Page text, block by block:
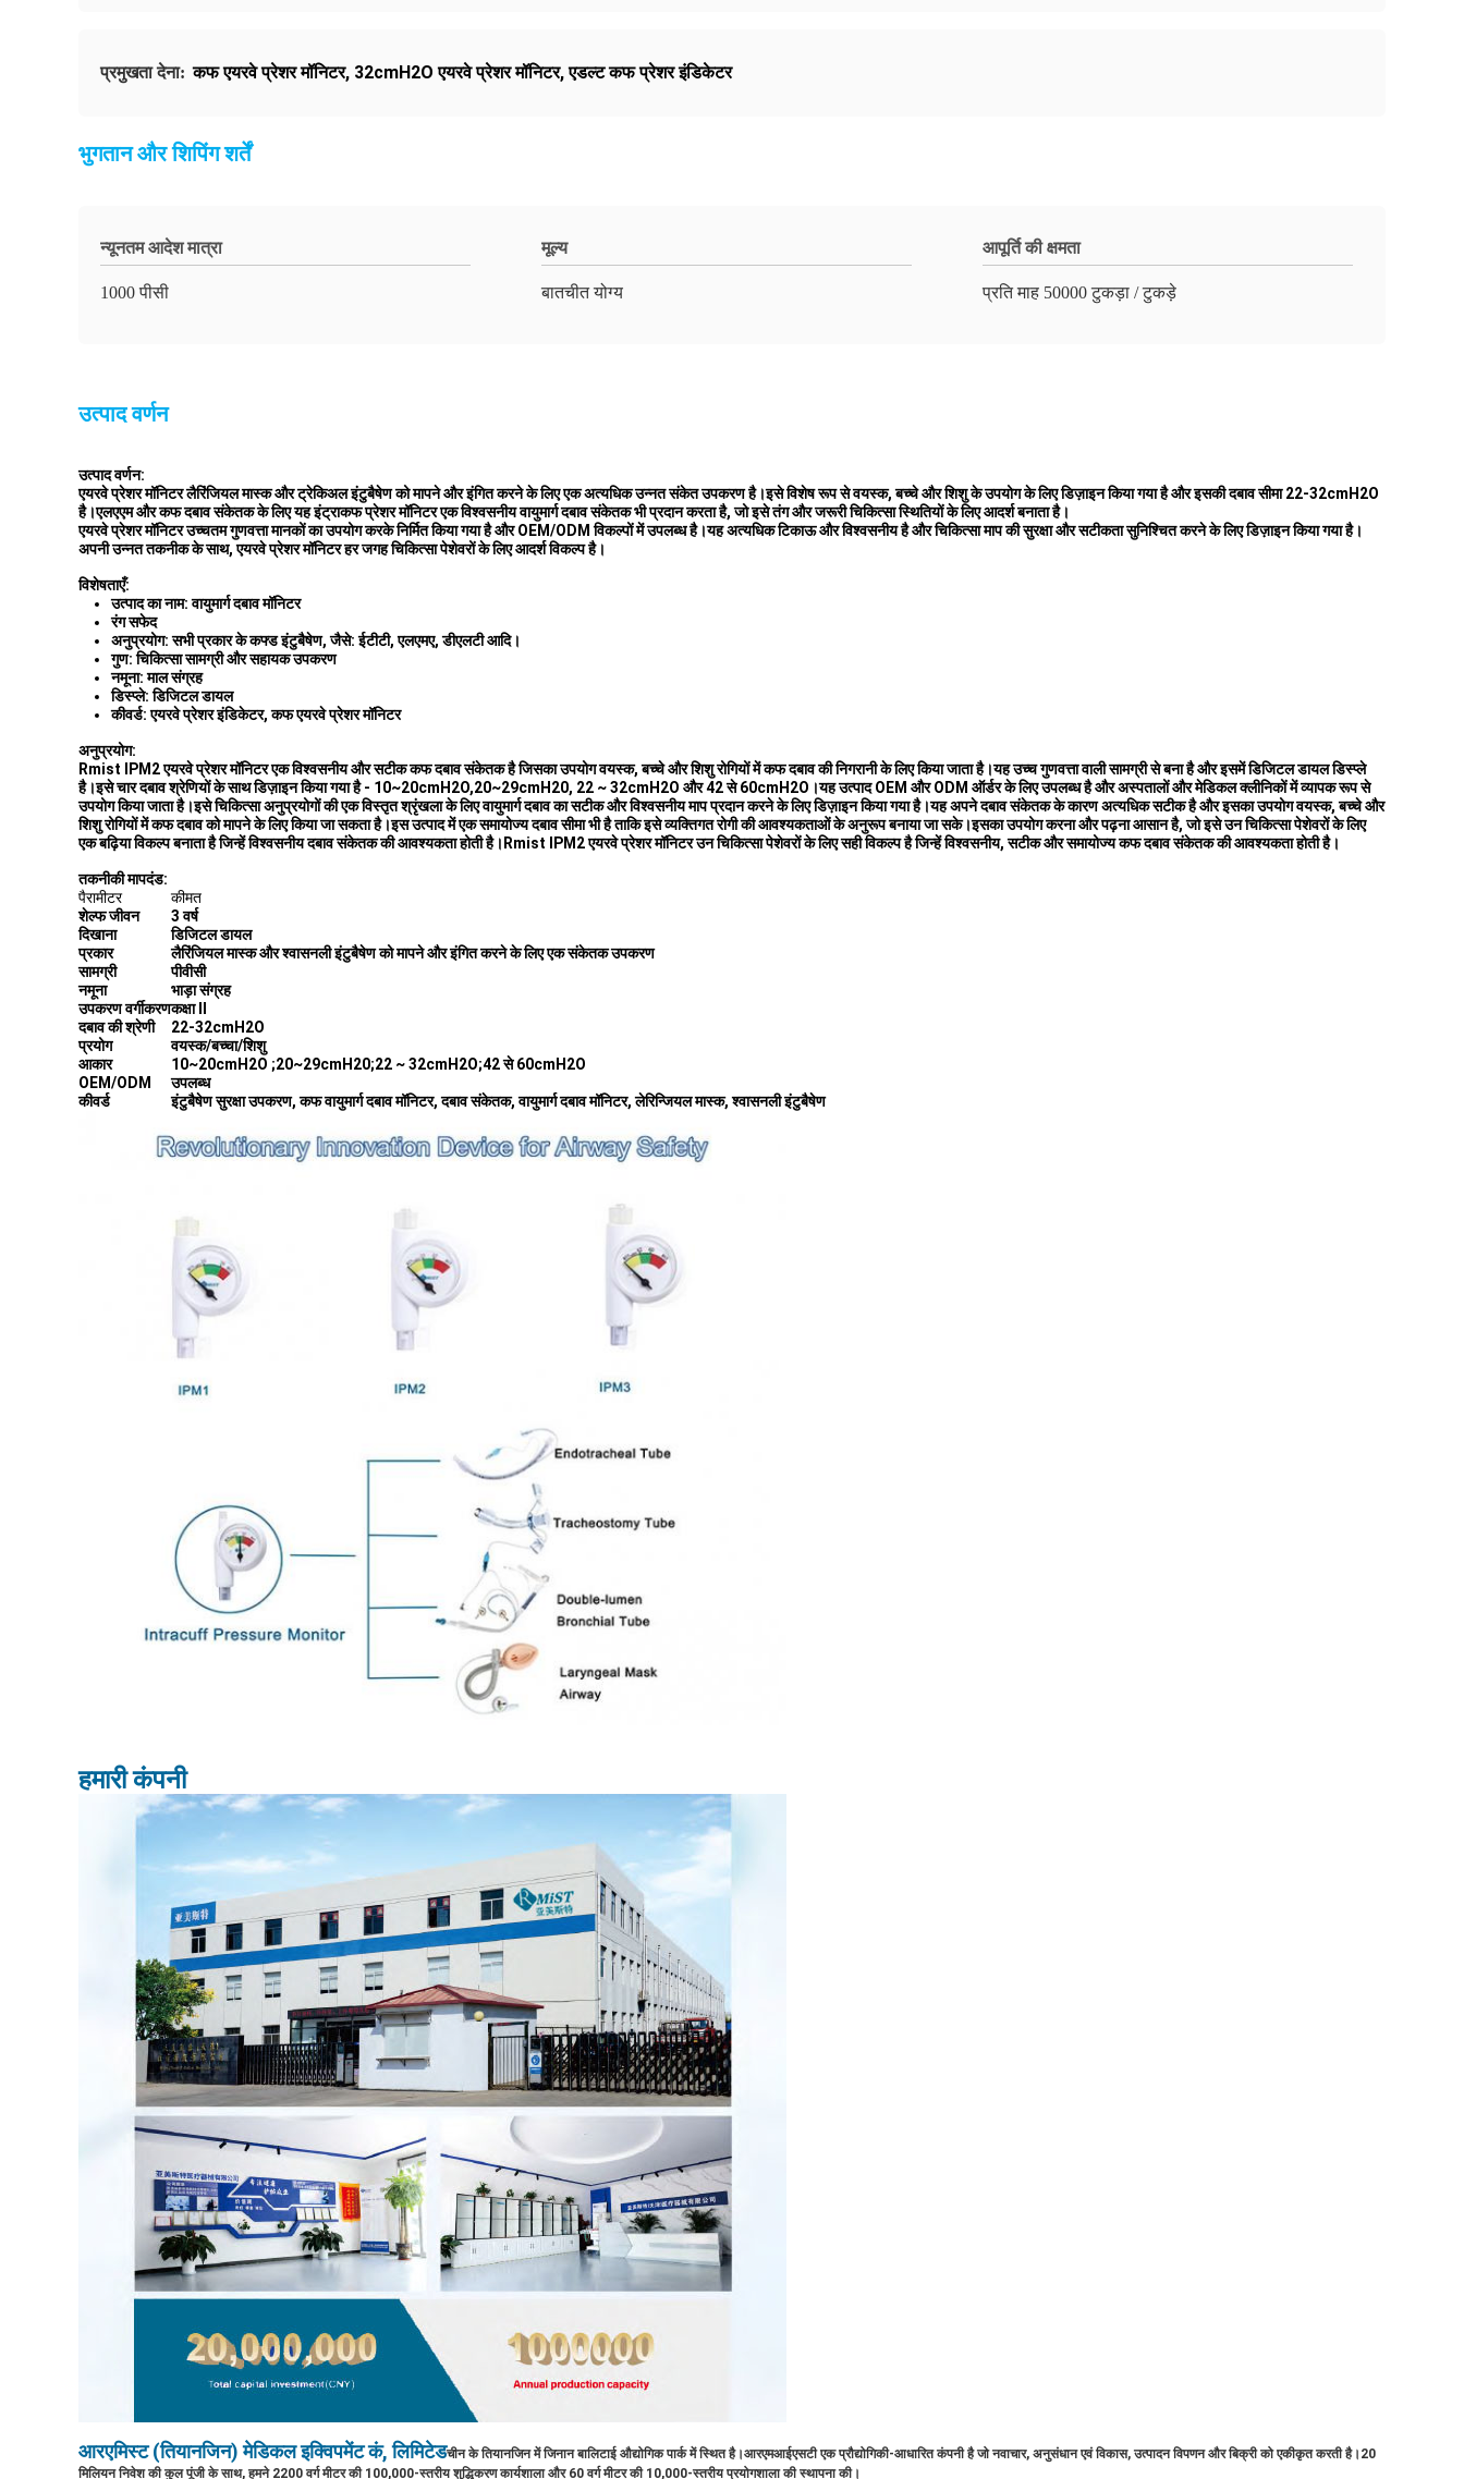
प्रमुखता देना: कफ एयरवे प्रेशर मॉनिटर, 32cmH2O एयरवे प्रेशर मॉनिटर,एडल्ट कफ प्रेशर इंडिकेटर
भुगतान और शिपिंग शर्तें
न्यूनतम आदेश मात्रा
1000 पीसी
मूल्य
बातचीत योग्य
आपूर्ति की क्षमता
प्रति माह 50000 टुकड़ा / टुकड़े
उत्पाद वर्णन
उत्पाद वर्णन:
एयरवे प्रेशर मॉनिटर लैरिंजियल मास्क और ट्रेकिअल इंटुबैषेण को मापने और इंगित करने के लिए एक अत्यधिक उन्नत संकेत उपकरण है।इसे विशेष रूप से वयस्क, बच्चे और शिशु के उपयोग के लिए डिज़ाइन किया गया है और इसकी दबाव सीमा 22-32cmH2O
है।एलएएम और कफ दबाव संकेतक के लिए यह इंट्राकफ प्रेशर मॉनिटर एक विश्वसनीय वायुमार्ग दबाव संकेतक भी प्रदान करता है, जो इसे तंग और जरूरी चिकित्सा स्थितियों के लिए आदर्श बनाता है।
एयरवे प्रेशर मॉनिटर उच्चतम गुणवत्ता मानकों का उपयोग करके निर्मित किया गया है और OEM/ODM विकल्पों में उपलब्ध है।यह अत्यधिक टिकाऊ और विश्वसनीय है और चिकित्सा माप की सुरक्षा और सटीकता सुनिश्चित करने के लिए डिज़ाइन किया गया है।
अपनी उन्नत तकनीक के साथ, एयरवे प्रेशर मॉनिटर हर जगह चिकित्सा पेशेवरों के लिए आदर्श विकल्प है।
विशेषताएँ:
उत्पाद का नाम: वायुमार्ग दबाव मॉनिटर
रंग सफेद
अनुप्रयोग: सभी प्रकार के कफ्ड इंटुबैषेण, जैसे: ईटीटी, एलएमए, डीएलटी आदि।
गुण: चिकित्सा सामग्री और सहायक उपकरण
नमूना: माल संग्रह
डिस्प्ले: डिजिटल डायल
कीवर्ड: एयरवे प्रेशर इंडिकेटर, कफ एयरवे प्रेशर मॉनिटर
अनुप्रयोग:
Rmist IPM2 एयरवे प्रेशर मॉनिटर एक विश्वसनीय और सटीक कफ दबाव संकेतक है जिसका उपयोग वयस्क, बच्चे और शिशु रोगियों में कफ दबाव की निगरानी के लिए किया जाता है।यह उच्च गुणवत्ता वाली सामग्री से बना है और इसमें डिजिटल डायल डिस्प्ले
है।इसे चार दबाव श्रेणियों के साथ डिज़ाइन किया गया है - 10~20cmH2O,20~29cmH20, 22 ~ 32cmH2O और 42 से 60cmH2O।यह उत्पाद OEM और ODM ऑर्डर के लिए उपलब्ध है और अस्पतालों और मेडिकल क्लीनिकों में व्यापक रूप से
उपयोग किया जाता है।इसे चिकित्सा अनुप्रयोगों की एक विस्तृत श्रृंखला के लिए वायुमार्ग दबाव का सटीक और विश्वसनीय माप प्रदान करने के लिए डिज़ाइन किया गया है।यह अपने दबाव संकेतक के कारण अत्यधिक सटीक है और इसका उपयोग वयस्क, बच्चे और
शिशु रोगियों में कफ दबाव को मापने के लिए किया जा सकता है।इस उत्पाद में एक समायोज्य दबाव सीमा भी है ताकि इसे व्यक्तिगत रोगी की आवश्यकताओं के अनुरूप बनाया जा सके।इसका उपयोग करना और पढ़ना आसान है, जो इसे उन चिकित्सा पेशेवरों के लिए
एक बढ़िया विकल्प बनाता है जिन्हें विश्वसनीय दबाव संकेतक की आवश्यकता होती है।Rmist IPM2 एयरवे प्रेशर मॉनिटर उन चिकित्सा पेशेवरों के लिए सही विकल्प है जिन्हें विश्वसनीय, सटीक और समायोज्य कफ दबाव संकेतक की आवश्यकता होती है।
तकनीकी मापदंड:
पैरामीटर
कीमत
शेल्फ जीवन
3 वर्ष
दिखाना
डिजिटल डायल
प्रकार
लैरिंजियल मास्क और श्वासनली इंटुबैषेण को मापने और इंगित करने के लिए एक संकेतक उपकरण
सामग्री
पीवीसी
नमूना
भाड़ा संग्रह
उपकरण वर्गीकरणकक्षा II
दबाव की श्रेणी
22-32cmH2O
प्रयोग
वयस्क/बच्चा/शिशु
आकार
10~20cmH2O ;20~29cmH20;22 ~ 32cmH2O;42 से 60cmH2O
OEM/ODM
उपलब्ध
कीवर्ड
इंटुबैषेण सुरक्षा उपकरण, कफ वायुमार्ग दबाव मॉनिटर, दबाव संकेतक, वायुमार्ग दबाव मॉनिटर, लेरिन्जियल मास्क, श्वासनली इंटुबैषेण
हमारी कंपनी
आरएमिस्ट (तियानजिन) मेडिकल इक्विपमेंट कं, लिमिटेडचीन के तियानजिन में जिनान बालिटाई औद्योगिक पार्क में स्थित है।आरएमआईएसटी एक प्रौद्योगिकी-आधारित कंपनी है जो नवाचार, अनुसंधान एवं विकास, उत्पादन विपणन और बिक्री को एकीकृत करती है।20
मिलियन निवेश की कुल पूंजी के साथ, हमने 2200 वर्ग मीटर की 100,000-स्तरीय शुद्धिकरण कार्यशाला और 60 वर्ग मीटर की 10,000-स्तरीय प्रयोगशाला की स्थापना की।